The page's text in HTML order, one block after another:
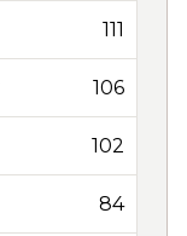
111
106
102
84